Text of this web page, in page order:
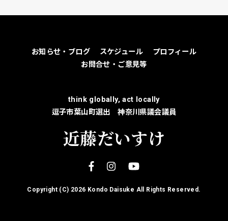
お知らせ・ブログ スケジュール
プロフィール
お問合せ・ご意見等
think globally, act locally
逗子市葉山町選出 神奈川県議会議員
近藤だいすけ
Copyright (C) 2026 Kondo Daisuke All Rights Reserved.